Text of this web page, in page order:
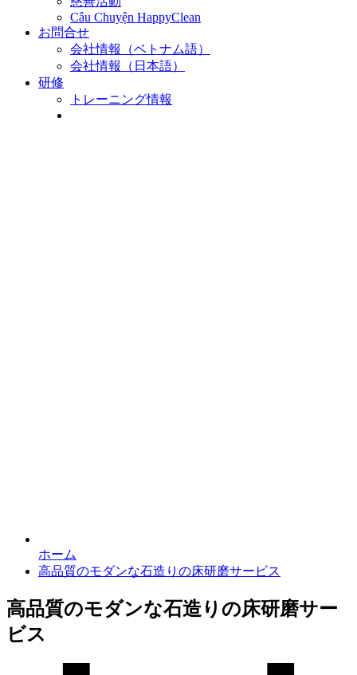
Câu Chuyện HappyClean
お問合せ
会社情報（ベトナム語）
会社情報（日本語）
研修
トレーニング情報
ホーム
高品質のモダンな石造りの床研磨サービス
高品質のモダンな石造りの床研磨サー
ビス